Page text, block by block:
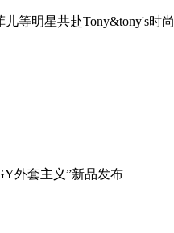
等明星共赴Tony&tony's时尚
外套主义”新品发布